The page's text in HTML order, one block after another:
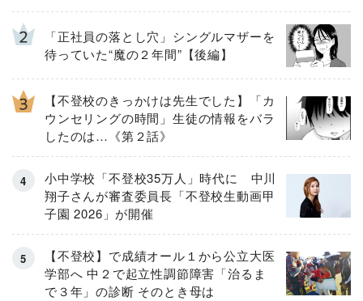
「正社員の落とし穴」シングルマザーを
待っていた“魔の２年間”【後編】
【不登校のきっかけは先生でした】「カ
ウンセリングの時間」生徒の情報をバラ
したのは…《第２話》
小中学校「不登校35万人」時代に 中川
翔子さんが審査委員長「不登校生動画甲
子園 2026」が開催
【不登校】で成績オール１から公立大医
学部へ 中２で起立性調節障害「治るま
で３年」の診断 そのとき母は